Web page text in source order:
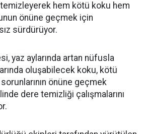
temizleyerek hem kötü koku hem
önüne geçmek için
sürdürüyor.
yaz aylarında artan nüfusla
oluşabilecek koku, kötü
önüne geçmek
dere temizliği çalışmalarını